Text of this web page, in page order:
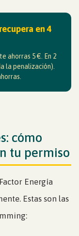
en 4
ahorras 5 €. En 2
la penalización).
cómo
tu permiso
Energía
Estas son las